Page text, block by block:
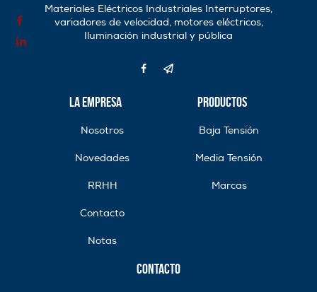
Materiales Eléctricos Industriales Interruptores,
variadores de velocidad, motores eléctricos,
Iluminación industrial y pública
La Empresa
Nosotros
Novedades
RRHH
Contacto
Notas
Productos
Baja Tensión
Media Tensión
Marcas
Contacto